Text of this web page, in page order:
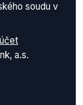
soudu v
a.s.